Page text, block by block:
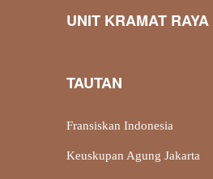
UNIT KRAMAT RAYA
TAUTAN
Fransiskan Indonesia
Keuskupan Agung Jakarta